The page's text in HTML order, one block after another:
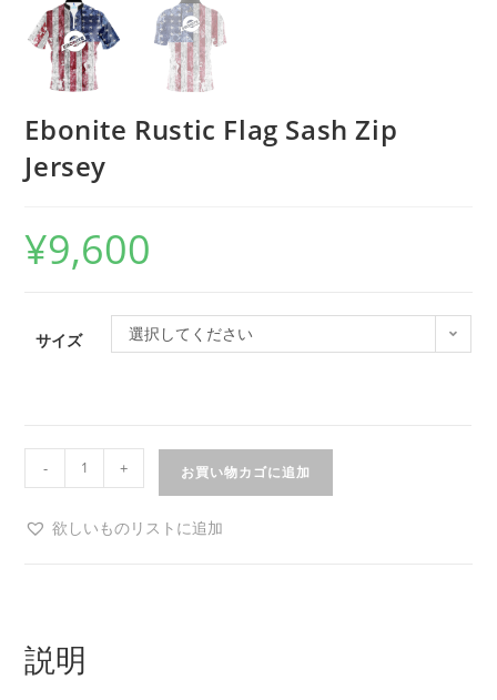
Ebonite Rustic Flag Sash Zip
Jersey
¥9,600
サイズ 選択してください
- + お買い物カゴに追加
欲しいものリストに追加
説明